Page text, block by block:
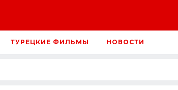
ТУРЕЦКИЕ ФИЛЬМЫ НОВОСТИ